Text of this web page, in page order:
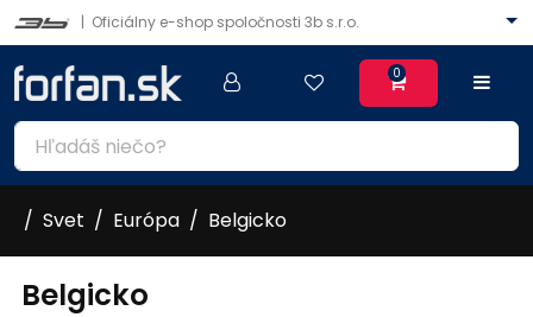
| Oficiálny e-shop spoločnosti 3b s.r.o.
0
Svet Európa Belgicko
Belgicko